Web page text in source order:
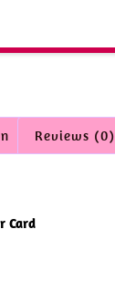
Reviews (0)
Card